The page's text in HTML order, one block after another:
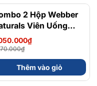
- 23%
2 Hộp Webber
Viên Uống
Dễ Dàng Hấp
Dịu Nhẹ Cho Hệ
Hóa Magnesium
200mg -
120 Viên
Thêm vào giỏ